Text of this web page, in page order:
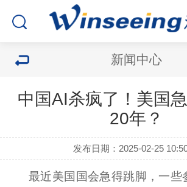
新闻中心
中国AI杀疯了！美国
20年？
发布日期：2025-02-25
最近美国国会急得跳脚，一些